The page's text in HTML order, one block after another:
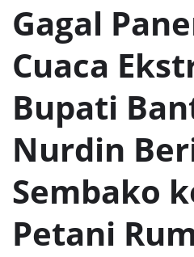
Gagal
Cuaca
Bupati
Nurdin
Sembako
Petani